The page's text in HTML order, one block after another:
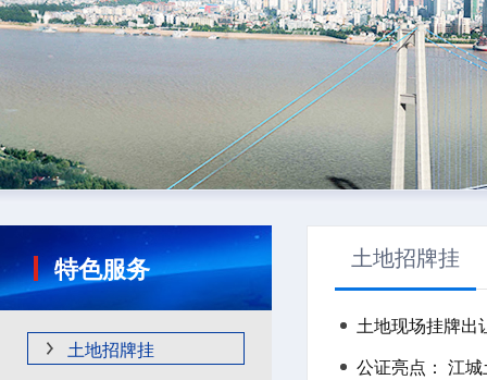
特色服务
土地招牌挂
土地招牌挂
土地现场挂牌出
公证亮点： 江